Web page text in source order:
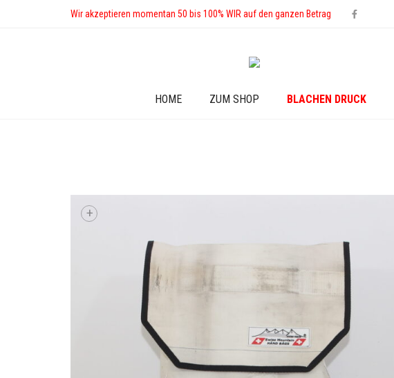
Wir akzeptieren momentan 50 bis 100% WIR auf den ganzen Betrag
HOME ZUM SHOP BLACHEN DRUCK
+